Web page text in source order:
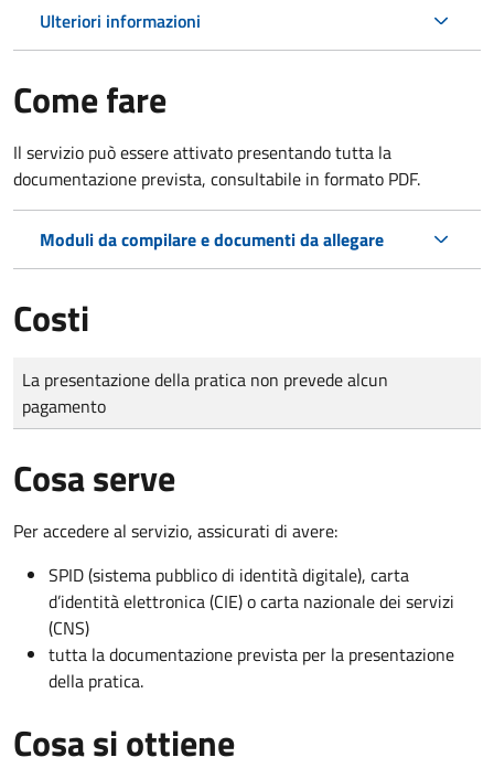
Ulteriori informazioni
Come fare
Il servizio può essere attivato presentando tutta la
documentazione prevista, consultabile in formato PDF.
Moduli da compilare e documenti da allegare
Costi
Tipo di pagamento
Importo
La presentazione della pratica non prevede alcun
pagamento
Cosa serve
Per accedere al servizio, assicurati di avere:
SPID (sistema pubblico di identità digitale), carta
d’identità elettronica (CIE) o carta nazionale dei servizi
(CNS)
tutta la documentazione prevista per la presentazione
della pratica.
Cosa si ottiene